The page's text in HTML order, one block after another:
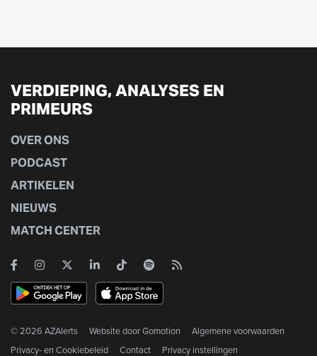
VERDIEPING, ANALYSES EN
PRIMEURS
OVER ONS
PODCAST
ARTIKELEN
NIEUWS
MATCH CENTER
© 2026 AZAlerts Website doorGomotion
Algemene voorwaarden
Privacy- en Cookiebeleid
Contact Privacy instellingen